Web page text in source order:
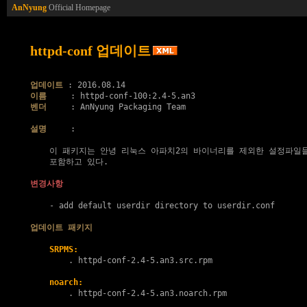
AnNyung Official Homepage
httpd-conf 업데이트
업데이트
이름
벤더
     : AnNyung Packaging Team
설명
     :
이 패키지는 안녕 리눅스 아파치2의 바이너리를 제외한 설정파일
    포함하고 있다.
변경사항
    - add default userdir directory to userdir.conf
업데이트 패키지
SRPMS:
        .
httpd-conf-2.4-5.an3.src.rpm
noarch:
        .
httpd-conf-2.4-5.an3.noarch.rpm